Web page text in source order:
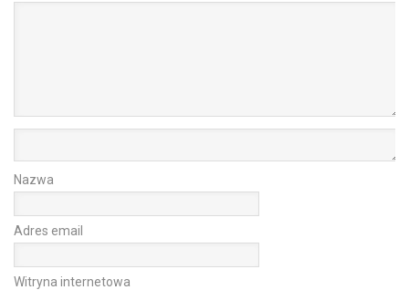
Nazwa
Adres email
Witryna internetowa